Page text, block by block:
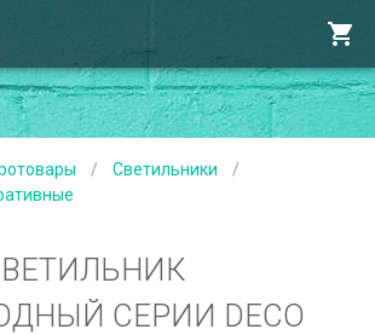
/ Светильники
/
СЕРИИ DECO